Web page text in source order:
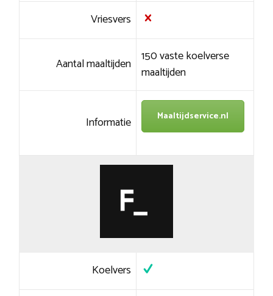
Vriesvers
Aantal maaltijden 150 vaste koelverse
maaltijden
Informatie Maaltijdservice.nl
Koelvers